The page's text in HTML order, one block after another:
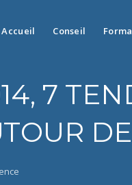
Accueil Conseil
7